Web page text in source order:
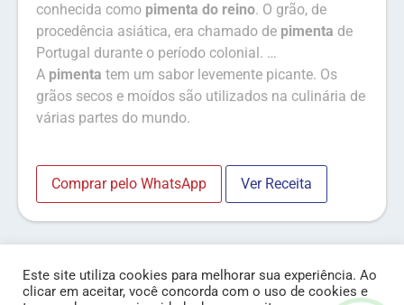
conhecida como pimenta do reino. O grão, de
procedência asiática, era chamado de pimenta de
Portugal durante o período colonial. …
A pimenta tem um sabor levemente picante. Os
grãos secos e moídos são utilizados na culinária de
várias partes do mundo.
Comprar pelo WhatsApp Ver Receita
Este site utiliza cookies para melhorar sua experiência. Ao
clicar em aceitar, você concorda com o uso de cookies e